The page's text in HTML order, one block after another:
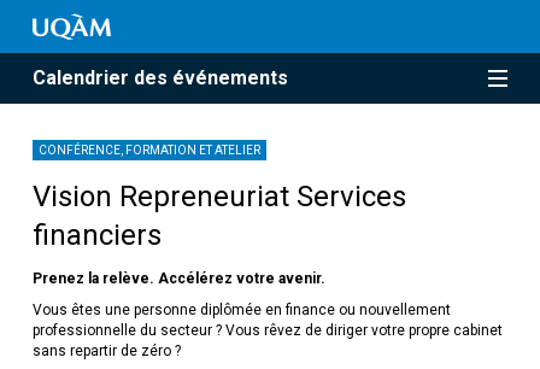
Calendrier des événements
CONFÉRENCE, FORMATION ET ATELIER
Vision Repreneuriat Services
financiers
Prenez la relève. Accélérez votre avenir.
Vous êtes une personne diplômée en finance ou nouvellement
professionnelle du secteur ? Vous rêvez de diriger votre propre cabinet
sans repartir de zéro ?